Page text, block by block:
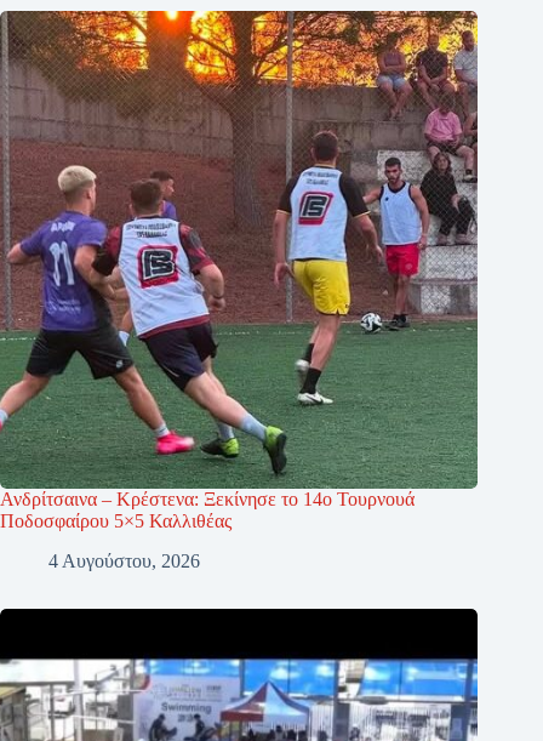
Ανδρίτσαινα – Κρέστενα: Ξεκίνησε το 14ο Τουρνουά
Ποδοσφαίρου 5×5 Καλλιθέας
4 Αυγούστου, 2026